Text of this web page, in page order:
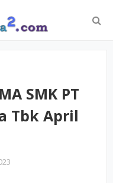
SMK PT
Tbk April